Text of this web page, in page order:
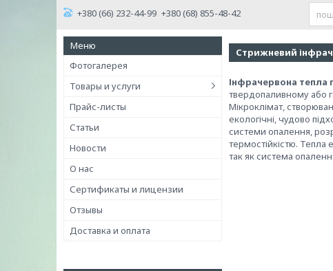
+380 (66) 232-44-99 +380 (68) 855-48-42
Фотогалерея
Товары и услуги
Прайс-листы
Статьи
Новости
О нас
Сертификаты и лицензии
Отзывы
Доставка и оплата
Стрижневий
Інфрачервона тепла
твердопаливному або
Мікроклімат,
екологічні, чудово
системи опалення,
термостійкістю.
так як система